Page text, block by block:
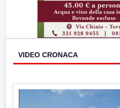
VIDEO CRONACA